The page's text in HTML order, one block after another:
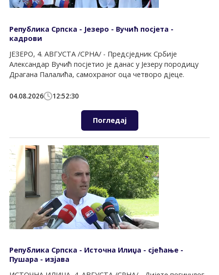
Република Српска - Језеро - Вучић посјета -
кадрови
ЈЕЗЕРО, 4. АВГУСТА /СРНА/ - Предсједник Србије
Александар Вучић посјетио је данас у Језеру породицу
Драгана Палалића, самохраног оца четворо дјеце.
04.08.2026 12:52:30
Погледај
Република Српска - Источна Илиџа - сјећање -
Пушара - изјава